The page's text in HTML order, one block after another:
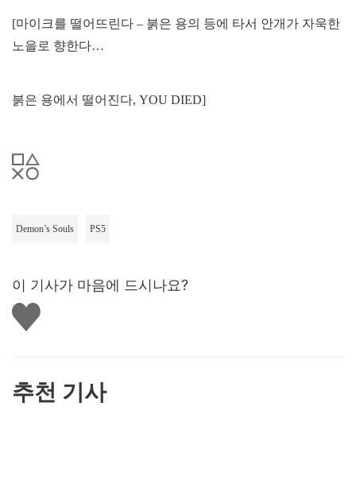
[마이크를 떨어뜨린다 – 붉은 용의 등에 타서 안개가 자욱한
노을로 향한다…
붉은 용에서 떨어진다, YOU DIED]
Demon’s Souls PS5
이 기사가 마음에 드시나요?
좋
아
추천 기사